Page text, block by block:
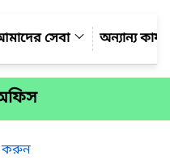
সেবা অন্যান্য
করুন